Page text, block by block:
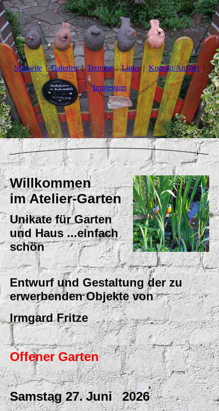
Startseite Galerien Termine Links Kontakt/Anfahrt
Impressum
.
.
Willkommen
im Atelier-Garten
Unikate für Garten
und Haus ...einfach
schön
Entwurf und Gestaltung der zu
erwerbenden Objekte von
Irmgard Fritze
Offener Garten
Samstag 27. Juni 2026